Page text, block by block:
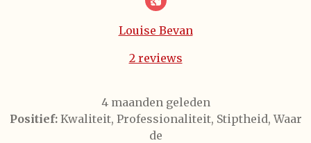
Louise Bevan
2 reviews
4 maanden geleden
Positief: Kwaliteit, Professionaliteit, Stiptheid, Waar
de